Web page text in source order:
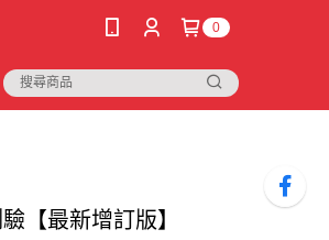
0
【最新增訂版】